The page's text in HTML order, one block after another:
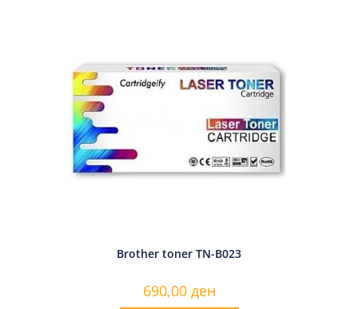
Brother toner TN-B023
690,00 ден